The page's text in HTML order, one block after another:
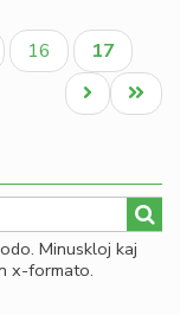
Paĝo
16
Aktuala
paĝo
17
Last
page
Next
page
Minuskloj kaj
x-formato.